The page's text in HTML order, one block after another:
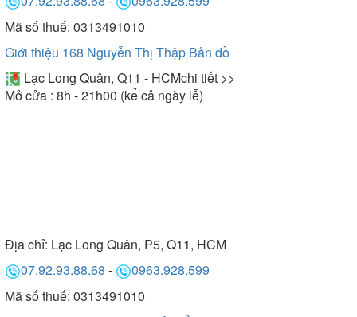
Mã số thuế: 0313491010
Giới thiệu 168 Nguyễn Thị Thập Bản đồ
Lạc Long Quân, Q11 - HCMchi tiết >>
Mở cửa : 8h - 21h00 (kể cả ngày lễ)
Địa chỉ: Lạc Long Quân, P5, Q11, HCM
07.92.93.88.68 -
0963.928.599
Mã số thuế: 0313491010